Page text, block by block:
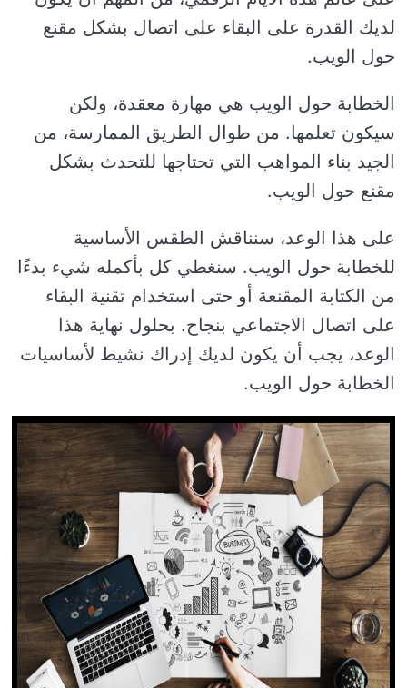
لديك القدرة على البقاء على اتصال بشكل مقنع
حول الويب.
الخطابة حول الويب هي مهارة معقدة، ولكن
سيكون تعلمها. من طوال الطريق الممارسة، من
الجيد بناء المواهب التي تحتاجها للتحدث بشكل
مقنع حول الويب.
على هذا الوعد، سنناقش الطقس الأساسية
للخطابة حول الويب. سنغطي كل بأكمله شيء بدءًا
من الكتابة المقنعة أو حتى استخدام تقنية البقاء
على اتصال الاجتماعي بنجاح. بحلول نهاية هذا
الوعد، يجب أن يكون لديك إدراك نشيط لأساسيات
الخطابة حول الويب.